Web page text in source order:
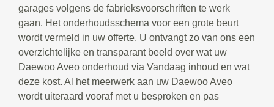
garages volgens de fabrieksvoorschriften te werk
gaan. Het onderhoudsschema voor een grote beurt
wordt vermeld in uw offerte. U ontvangt zo van ons een
overzichtelijke en transparant beeld over wat uw
Daewoo Aveo onderhoud via Vandaag inhoud en wat
deze kost. Al het meerwerk aan uw Daewoo Aveo
wordt uiteraard vooraf met u besproken en pas